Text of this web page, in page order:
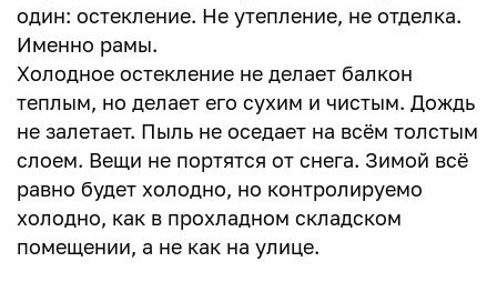
один: остекление. Не утепление, не отделка.
Именно рамы.
Холодное остекление не делает балкон
теплым, но делает его сухим и чистым. Дождь
не залетает. Пыль не оседает на всём толстым
слоем. Вещи не портятся от снега. Зимой всё
равно будет холодно, но контролируемо
холодно, как в прохладном складском
помещении, а не как на улице.